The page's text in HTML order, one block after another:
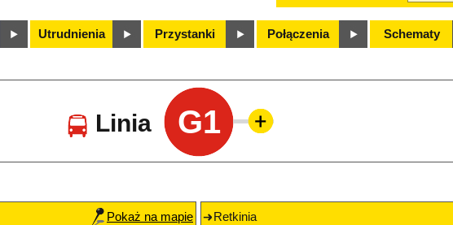
Utrudnienia Przystanki Połączenia Schematy
Linia G1
Pokaż na mapie
Retkinia